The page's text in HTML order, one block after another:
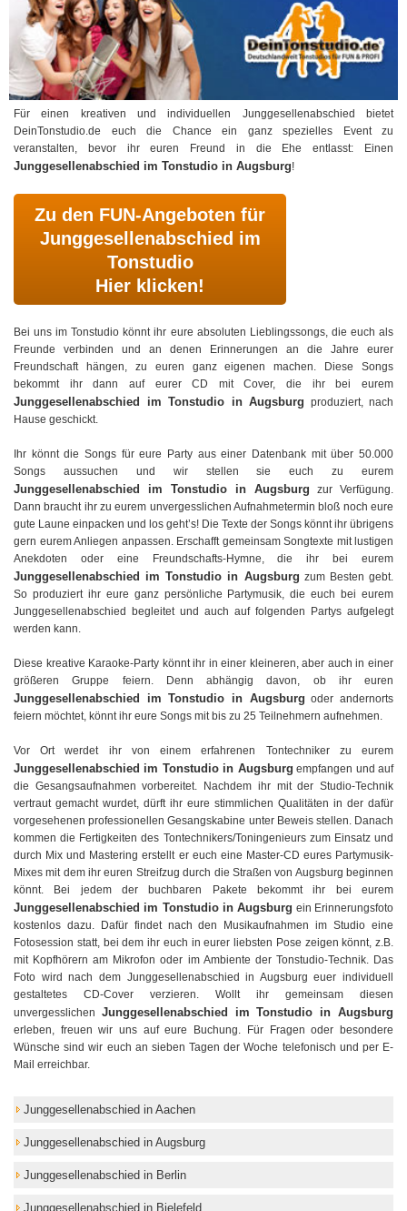
Für einen kreativen und individuellen Junggesellenabschied bietet
DeinTonstudio.de euch die Chance ein ganz spezielles Event zu
veranstalten, bevor ihr euren Freund in die Ehe entlasst: Einen
Junggesellenabschied im Tonstudio in Augsburg!
Zu den FUN-Angeboten für
Junggesellenabschied im
Tonstudio
Hier klicken!
Bei uns im Tonstudio könnt ihr eure absoluten Lieblingssongs, die euch als
Freunde verbinden und an denen Erinnerungen an die Jahre eurer
Freundschaft hängen, zu euren ganz eigenen machen. Diese Songs
bekommt ihr dann auf eurer CD mit Cover, die ihr bei eurem
Junggesellenabschied im Tonstudio in Augsburg produziert, nach
Hause geschickt.
Ihr könnt die Songs für eure Party aus einer Datenbank mit über 50.000
Songs aussuchen und wir stellen sie euch zu eurem
Junggesellenabschied im Tonstudio in Augsburg zur Verfügung.
Dann braucht ihr zu eurem unvergesslichen Aufnahmetermin bloß noch eure
gute Laune einpacken und los geht’s! Die Texte der Songs könnt ihr übrigens
gern eurem Anliegen anpassen. Erschafft gemeinsam Songtexte mit lustigen
Anekdoten oder eine Freundschafts-Hymne, die ihr bei eurem
Junggesellenabschied im Tonstudio in Augsburg zum Besten gebt.
So produziert ihr eure ganz persönliche Partymusik, die euch bei eurem
Junggesellenabschied begleitet und auch auf folgenden Partys aufgelegt
werden kann.
Diese kreative Karaoke-Party könnt ihr in einer kleineren, aber auch in einer
größeren Gruppe feiern. Denn abhängig davon, ob ihr euren
Junggesellenabschied im Tonstudio in Augsburg oder andernorts
feiern möchtet, könnt ihr eure Songs mit bis zu 25 Teilnehmern aufnehmen.
Vor Ort werdet ihr von einem erfahrenen Tontechniker zu eurem
Junggesellenabschied im Tonstudio in Augsburg empfangen und auf
die Gesangsaufnahmen vorbereitet. Nachdem ihr mit der Studio-Technik
vertraut gemacht wurdet, dürft ihr eure stimmlichen Qualitäten in der dafür
vorgesehenen professionellen Gesangskabine unter Beweis stellen. Danach
kommen die Fertigkeiten des Tontechnikers/Toningenieurs zum Einsatz und
durch Mix und Mastering erstellt er euch eine Master-CD eures Partymusik-
Mixes mit dem ihr euren Streifzug durch die Straßen von Augsburg beginnen
könnt. Bei jedem der buchbaren Pakete bekommt ihr bei eurem
Junggesellenabschied im Tonstudio in Augsburg ein Erinnerungsfoto
kostenlos dazu. Dafür findet nach den Musikaufnahmen im Studio eine
Fotosession statt, bei dem ihr euch in eurer liebsten Pose zeigen könnt, z.B.
mit Kopfhörern am Mikrofon oder im Ambiente der Tonstudio-Technik. Das
Foto wird nach dem Junggesellenabschied in Augsburg euer individuell
gestaltetes CD-Cover verzieren. Wollt ihr gemeinsam diesen
unvergesslichen Junggesellenabschied im Tonstudio in Augsburg
erleben, freuen wir uns auf eure Buchung. Für Fragen oder besondere
Wünsche sind wir euch an sieben Tagen der Woche telefonisch und per E-
Mail erreichbar.
Junggesellenabschied in Aachen
Junggesellenabschied in Augsburg
Junggesellenabschied in Berlin
Junggesellenabschied in Bielefeld